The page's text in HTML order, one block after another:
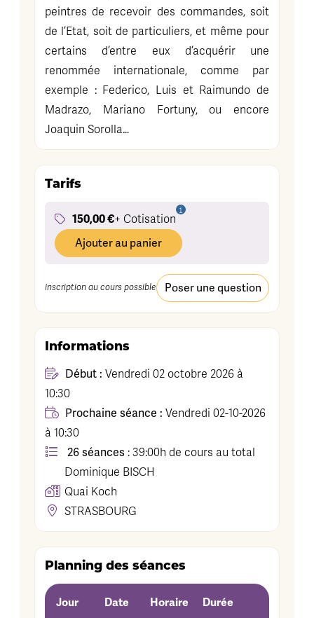
peintres de recevoir des commandes, soit
de l’Etat, soit de particuliers, et même pour
certains d’entre eux d’acquérir une
renommée internationale, comme par
exemple : Federico, Luis et Raimundo de
Madrazo, Mariano Fortuny, ou encore
Joaquin Sorolla…
Tarifs
150,00 €+ Cotisation
Ajouter au panier
Inscription au cours possible Poser une question
Informations
Début : Vendredi 02 octobre 2026 à
10:30
Prochaine séance : Vendredi 02-10-2026
à 10:30
26 séances : 39:00h de cours au total
Dominique BISCH
Quai Koch
STRASBOURG
Planning des séances
Jour Date Horaire Durée